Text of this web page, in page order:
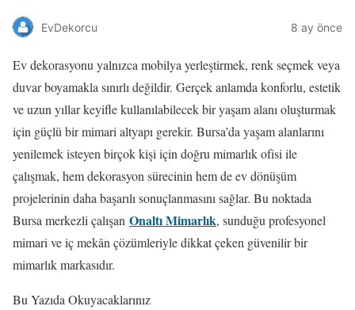
EvDekorcu 8 ay önce
Ev dekorasyonu yalnızca mobilya yerleştirmek, renk seçmek veya
duvar boyamakla sınırlı değildir. Gerçek anlamda konforlu, estetik
ve uzun yıllar keyifle kullanılabilecek bir yaşam alanı oluşturmak
için güçlü bir mimari altyapı gerekir. Bursa’da yaşam alanlarını
yenilemek isteyen birçok kişi için doğru mimarlık ofisi ile
çalışmak, hem dekorasyon sürecinin hem de ev dönüşüm
projelerinin daha başarılı sonuçlanmasını sağlar. Bu noktada
Bursa merkezli çalışan Onaltı Mimarlık, sunduğu profesyonel
mimari ve iç mekân çözümleriyle dikkat çeken güvenilir bir
mimarlık markasıdır.
Bu Yazıda Okuyacaklarınız